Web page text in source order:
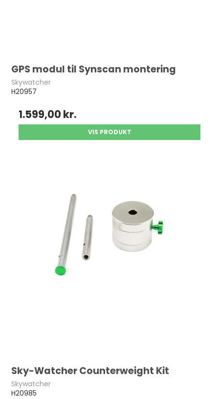
GPS modul til Synscan montering
Skywatcher
H20957
1.599,00 kr.
VIS PRODUKT
Sky-Watcher Counterweight Kit
Skywatcher
H20985